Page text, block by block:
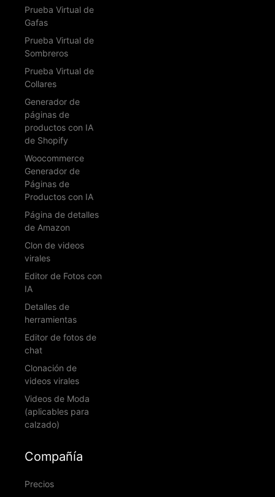
Prueba Virtual de
Gafas
Prueba Virtual de
Sombreros
Prueba Virtual de
Collares
Generador de
páginas de
productos con IA
de Shopify
Woocommerce
Generador de
Páginas de
Productos con IA
Página de detalles
de Amazon
Clon de videos
virales
Editor de Fotos con
IA
Detalles de
herramientas
Editor de fotos de
chat
Clonación de
videos virales
Videos de Moda
(aplicables para
calzado)
Compañía
Precios